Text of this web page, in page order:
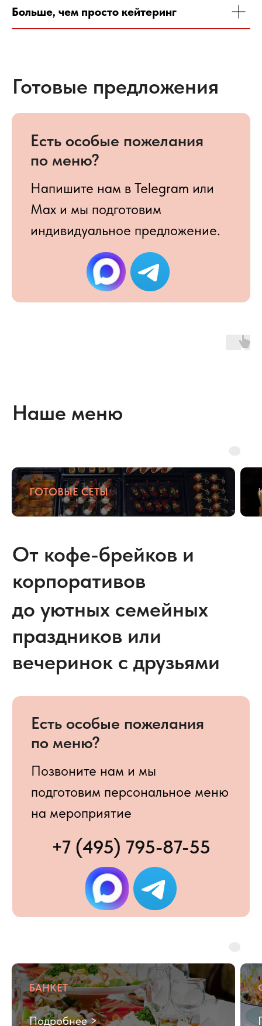
Больше, чем просто кейтеринг
индивидуальное предложение.
Наше меню
ГОТОВЫЕ СЕТЫ
От кофе-брейков и
корпоративов
до уютных семейных
праздников или
подготовим персональное меню
БАНКЕТ
Подробнее >
Рассчитайте стоимость
кейтеринга на ваше
мероприятие
и тип мероприятия
Количество участников
55
Выберите тип мероприятия
Место проведения
Московская область
Укажите номер мессенджера
+7